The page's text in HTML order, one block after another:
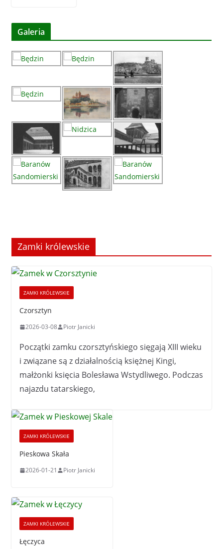
Galeria
Zamki królewskie
ZAMKI KRÓLEWSKIE
Czorsztyn
2026-03-08 Piotr Janicki
Początki zamku czorsztyńskiego sięgają XIII wieku
i związane są z działalnością księżnej Kingi,
małżonki księcia Bolesława Wstydliwego. Podczas
najazdu tatarskiego,
ZAMKI KRÓLEWSKIE
Pieskowa Skała
2026-01-21 Piotr Janicki
ZAMKI KRÓLEWSKIE
Łęczyca